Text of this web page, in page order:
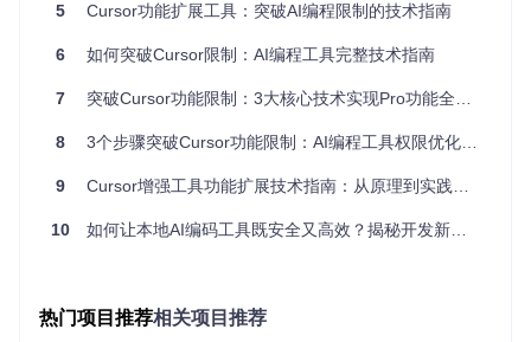
基于账号的额度限制
设备指纹模拟
：智能模拟不同硬件环境特征，解除设备绑定
限制
自动化流程管理：内置任务调度机制，可实现定期自动重
技术原理类比
同场合需要佩戴不同面具一样，工具通过为AI编程工具提供全
新的使用额度。这种机制不修改工具本身，而是通过外部环境
📝 实施步骤：四阶段完整操作指南
5 Cursor功能扩展工具：突破AI编程限制的技术指南
6 如何突破Cursor限制：AI编程工具完整技术指南
7 突破Cursor功能限制：3大核心技术实现Pro功能全流程解锁指南
8 3个步骤突破Cursor功能限制：AI编程工具权限优化完整方案
9 Cursor增强工具功能扩展技术指南：从原理到实践的系统优化方案
10 如何让本地AI编码工具既安全又高效？揭秘开发新范式
热门项目推荐相关项目推荐